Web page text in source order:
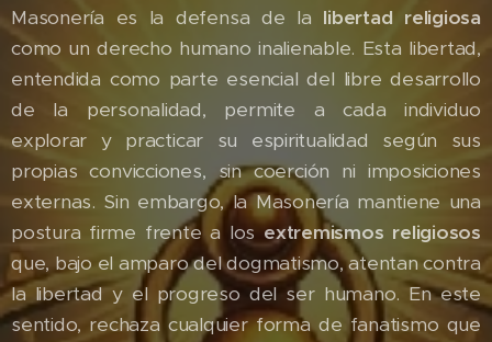
Masonería es la defensa de la libertad religiosa
como un derecho humano inalienable. Esta libertad,
entendida como parte esencial del libre desarrollo
de la personalidad, permite a cada individuo
explorar y practicar su espiritualidad según sus
propias convicciones, sin coerción ni imposiciones
externas. Sin embargo, la Masonería mantiene una
postura firme frente a losextremismos religiosos
que, bajo el amparo del dogmatismo, atentan contra
la libertad y el progreso del ser humano. En este
sentido, rechaza cualquier forma de fanatismo que